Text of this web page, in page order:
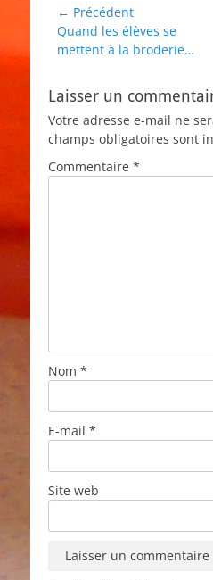
Navigation
de
l’article
← Précédent
Article
précédent :
Quand les élèves se
mettent à la broderie…
Laisser un
Votre adresse e-mail ne
champs obligatoires sont
Commentaire *
Nom *
E-mail *
Site web